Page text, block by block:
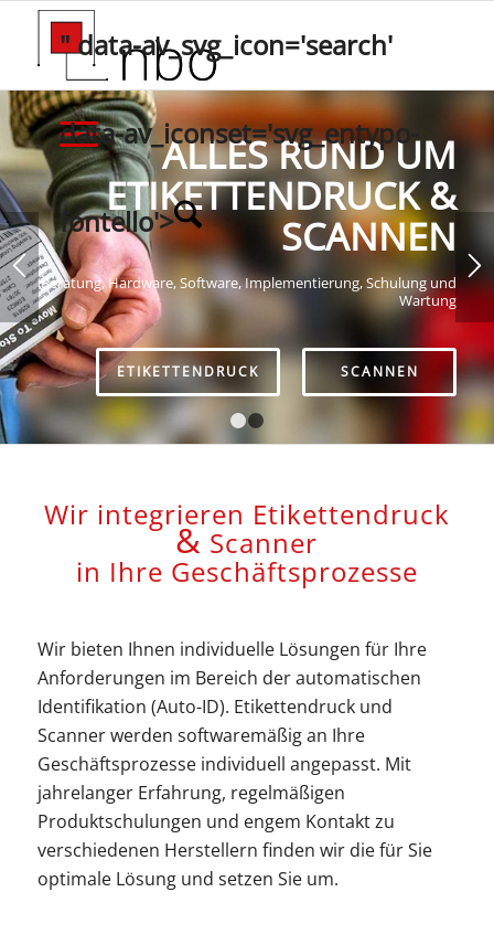
" data-av_svg_icon='search'
data-av_iconset='svg_entypo-
fontello'>
ALLES RUND UM
ETIKETTENDRUCK &
SCANNEN
Beratung, Hardware, Software, Implementierung, Schulung und
Wartung
ETIKETTENDRUCK SCANNEN
Wir integrieren Etikettendruck
& Scanner
in Ihre Geschäftsprozesse
Wir bieten Ihnen individuelle Lösungen für Ihre
Anforderungen im Bereich der automatischen
Identifikation (Auto-ID). Etikettendruck und
Scanner werden softwaremäßig an Ihre
Geschäftsprozesse individuell angepasst. Mit
jahrelanger Erfahrung, regelmäßigen
Produktschulungen und engem Kontakt zu
verschiedenen Herstellern finden wir die für Sie
optimale Lösung und setzen Sie um.